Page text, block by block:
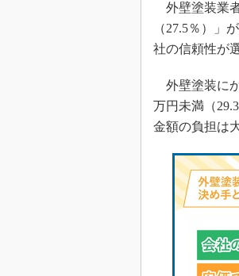
外壁塗装業
（27.5％）」
社の信頼性が
外壁塗装に
万円未満（
金額の負担は